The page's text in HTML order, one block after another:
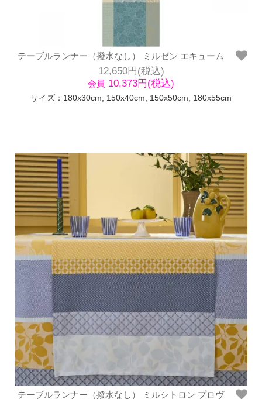
テーブルランナー（撥水なし） ミルゼン エキューム
12,650円(税込)
会員 10,373円(税込)
サイズ：180x30cm, 150x40cm, 150x50cm, 180x55cm
テーブルランナー（撥水なし） ミルシトロン プロヴ